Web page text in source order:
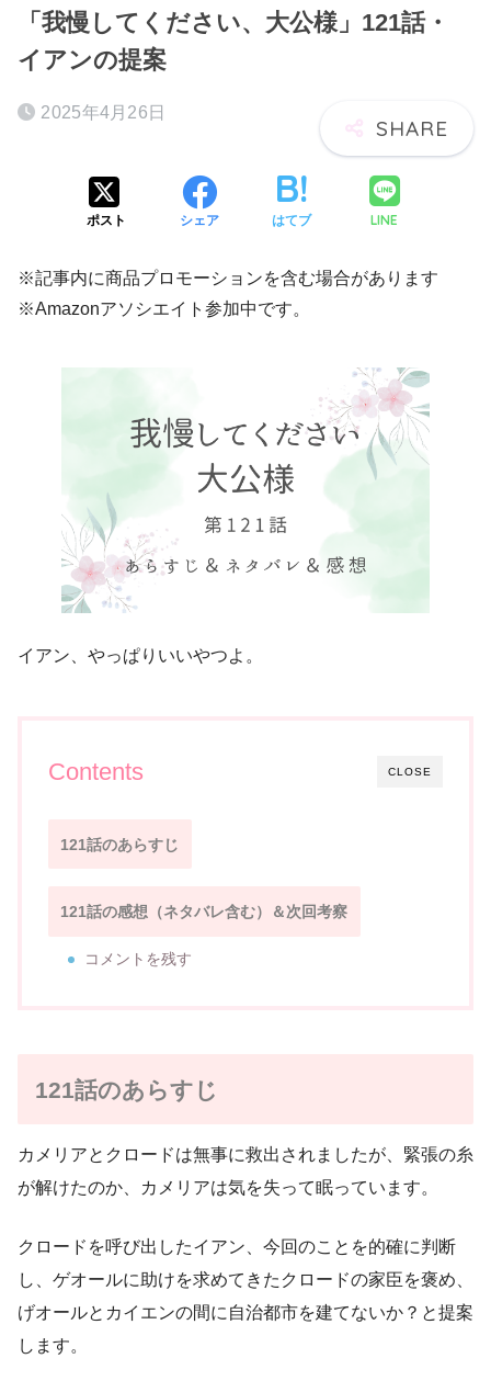
「我慢してください、大公様」121話・
イアンの提案
2025年4月26日
ポスト シェア はてブ LINE
※記事内に商品プロモーションを含む場合があります
※Amazonアソシエイト参加中です。
イアン、やっぱりいいやつよ。
CLOSE
Contents
121話のあらすじ
121話の感想（ネタバレ含む）＆次回考察
コメントを残す
121話のあらすじ
カメリアとクロードは無事に救出されましたが、緊張の糸
が解けたのか、カメリアは気を失って眠っています。
クロードを呼び出したイアン、今回のことを的確に判断
し、ゲオールに助けを求めてきたクロードの家臣を褒め、
げオールとカイエンの間に自治都市を建てないか？と提案
します。